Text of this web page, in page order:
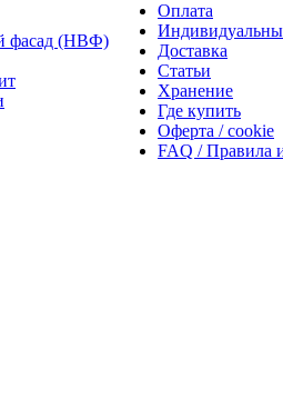
фасад (НВФ)
Оплата
Доставка
Статьи
Хранение
Где купить
Оферта / cookie
FAQ / Правила